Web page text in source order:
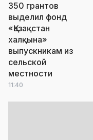
350 грантов
выделил фонд
«Қазақстан
халқына»
выпускникам из
сельской
местности
11:40